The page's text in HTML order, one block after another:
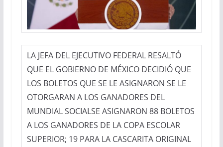
LA JEFA DEL EJECUTIVO FEDERAL RESALTÓ
QUE EL GOBIERNO DE MÉXICO DECIDIÓ QUE
LOS BOLETOS QUE SE LE ASIGNARON SE LE
OTORGARAN A LOS GANADORES DEL
MUNDIAL SOCIALSE ASIGNARON 88 BOLETOS
A LOS GANADORES DE LA COPA ESCOLAR
SUPERIOR; 19 PARA LA CASCARITA ORIGINAL